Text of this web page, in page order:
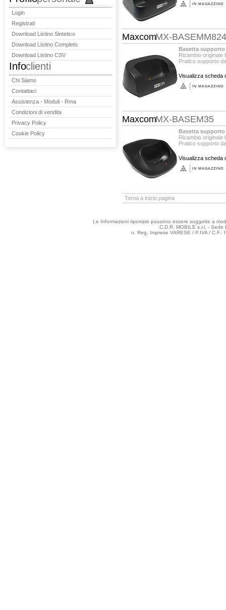
Login
Registrati
Download Listino Sintetico
Download Listino Completo
Download Listino CSV
Infoclienti
Chi Siamo
Contattaci
Assistenza - Moduli - Rma
Condizioni di vendita
Privacy Policy
Cookie Policy
IN MAGAZZINO
MaxcomMX-BASEMM824
Basetta supporto
Ricambio
Pratico supporto
Visualizza scheda
IN MAGAZZINO
MaxcomMX-BASEM35
Basetta supporto
Ricambio
Pratico supporto
Visualizza scheda
IN MAGAZZINO
Torna a inizio pagina
Le Informazioni riportate possono essere soggette a
C.D.R. MOBILE s.r.l. -
n. Reg. Imprese VARESE / P.IVA /